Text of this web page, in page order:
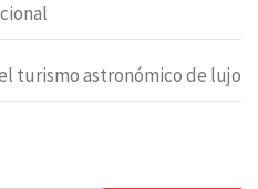
turismo astronómico de lujo